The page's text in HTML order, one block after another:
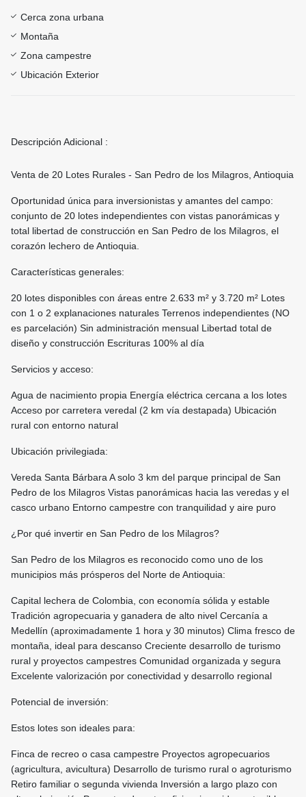
Cerca zona urbana
Montaña
Zona campestre
Ubicación Exterior
Descripción Adicional :
Venta de 20 Lotes Rurales - San Pedro de los Milagros, Antioquia
Oportunidad única para inversionistas y amantes del campo:
conjunto de 20 lotes independientes con vistas panorámicas y
total libertad de construcción en San Pedro de los Milagros, el
corazón lechero de Antioquia.
Características generales:
20 lotes disponibles con áreas entre 2.633 m² y 3.720 m² Lotes
con 1 o 2 explanaciones naturales Terrenos independientes (NO
es parcelación) Sin administración mensual Libertad total de
diseño y construcción Escrituras 100% al día
Servicios y acceso:
Agua de nacimiento propia Energía eléctrica cercana a los lotes
Acceso por carretera veredal (2 km vía destapada) Ubicación
rural con entorno natural
Ubicación privilegiada:
Vereda Santa Bárbara A solo 3 km del parque principal de San
Pedro de los Milagros Vistas panorámicas hacia las veredas y el
casco urbano Entorno campestre con tranquilidad y aire puro
¿Por qué invertir en San Pedro de los Milagros?
San Pedro de los Milagros es reconocido como uno de los
municipios más prósperos del Norte de Antioquia:
Capital lechera de Colombia, con economía sólida y estable
Tradición agropecuaria y ganadera de alto nivel Cercanía a
Medellín (aproximadamente 1 hora y 30 minutos) Clima fresco de
montaña, ideal para descanso Creciente desarrollo de turismo
rural y proyectos campestres Comunidad organizada y segura
Excelente valorización por conectividad y desarrollo regional
Potencial de inversión:
Estos lotes son ideales para:
Finca de recreo o casa campestre Proyectos agropecuarios
(agricultura, avicultura) Desarrollo de turismo rural o agroturismo
Retiro familiar o segunda vivienda Inversión a largo plazo con